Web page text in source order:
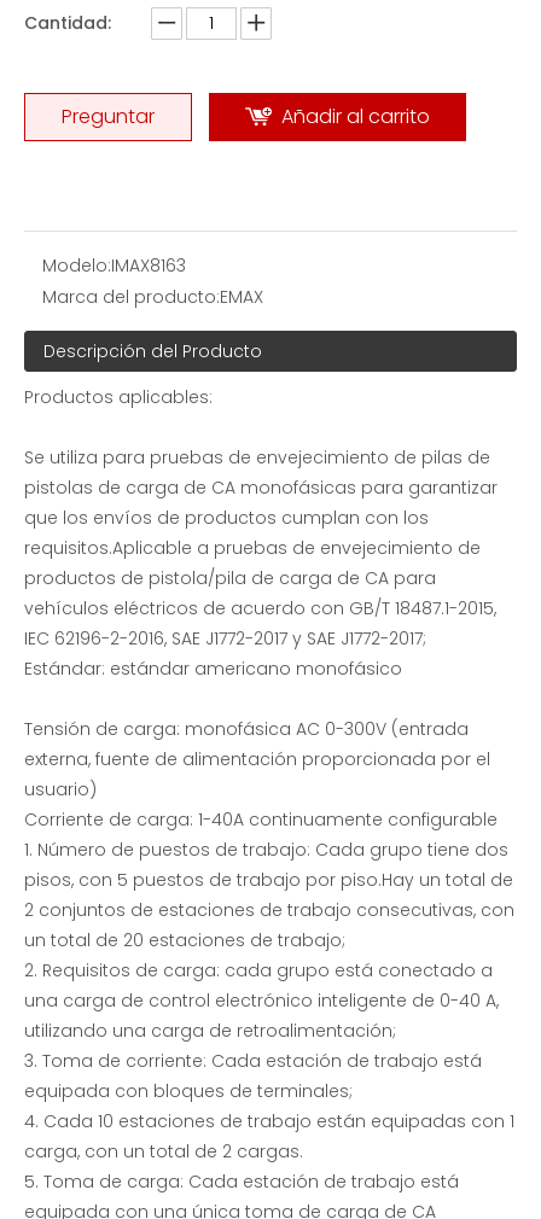
Banco de carga de prueba de inversor solar a la venta
Banco de carga portátil de la resistencia de la prueba de la fuente de alimentación del almacenamiento de energía 90KVA Banco de carga monofásico de voltaje CA
Cantidad:
Preguntar Añadir al carrito
Modelo:IMAX8163
Marca del producto:EMAX
Descripción del Producto
Productos aplicables:
Se utiliza para pruebas de envejecimiento de pilas de
pistolas de carga de CA monofásicas para garantizar
que los envíos de productos cumplan con los
requisitos.Aplicable a pruebas de envejecimiento de
productos de pistola/pila de carga de CA para
vehículos eléctricos de acuerdo con GB/T 18487.1-2015,
IEC 62196-2-2016, SAE J1772-2017 y SAE J1772-2017;
Estándar: estándar americano monofásico
Tensión de carga: monofásica AC 0-300V (entrada
externa, fuente de alimentación proporcionada por el
usuario)
Corriente de carga: 1-40A continuamente configurable
1. Número de puestos de trabajo: Cada grupo tiene dos
pisos, con 5 puestos de trabajo por piso.Hay un total de
2 conjuntos de estaciones de trabajo consecutivas, con
un total de 20 estaciones de trabajo;
2. Requisitos de carga: cada grupo está conectado a
una carga de control electrónico inteligente de 0-40 A,
utilizando una carga de retroalimentación;
3. Toma de corriente: Cada estación de trabajo está
equipada con bloques de terminales;
4. Cada 10 estaciones de trabajo están equipadas con 1
carga, con un total de 2 cargas.
5. Toma de carga: Cada estación de trabajo está
equipada con una única toma de carga de CA